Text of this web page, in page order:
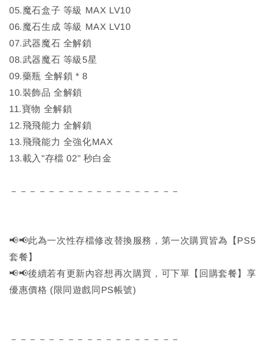
05.魔石盒子 等級 MAX LV10
06.魔石生成 等級 MAX LV10
07.武器魔石 全解鎖
08.武器魔石 等級5星
09.藥瓶 全解鎖 * 8
10.裝飾品 全解鎖
11.寶物 全解鎖
12.飛飛能力 全解鎖
13.飛飛能力 全強化MAX
13.載入"存檔 02" 秒白金
－－－－－－－－－－－－－－－－－－
📢📢此為一次性存檔修改替換服務，第一次購買皆為【PS5
套餐】
📢📢後續若有更新內容想再次購買，可下單【回購套餐】享
優惠價格 (限同遊戲同PS帳號)
－－－－－－－－－－－－－－－－－－